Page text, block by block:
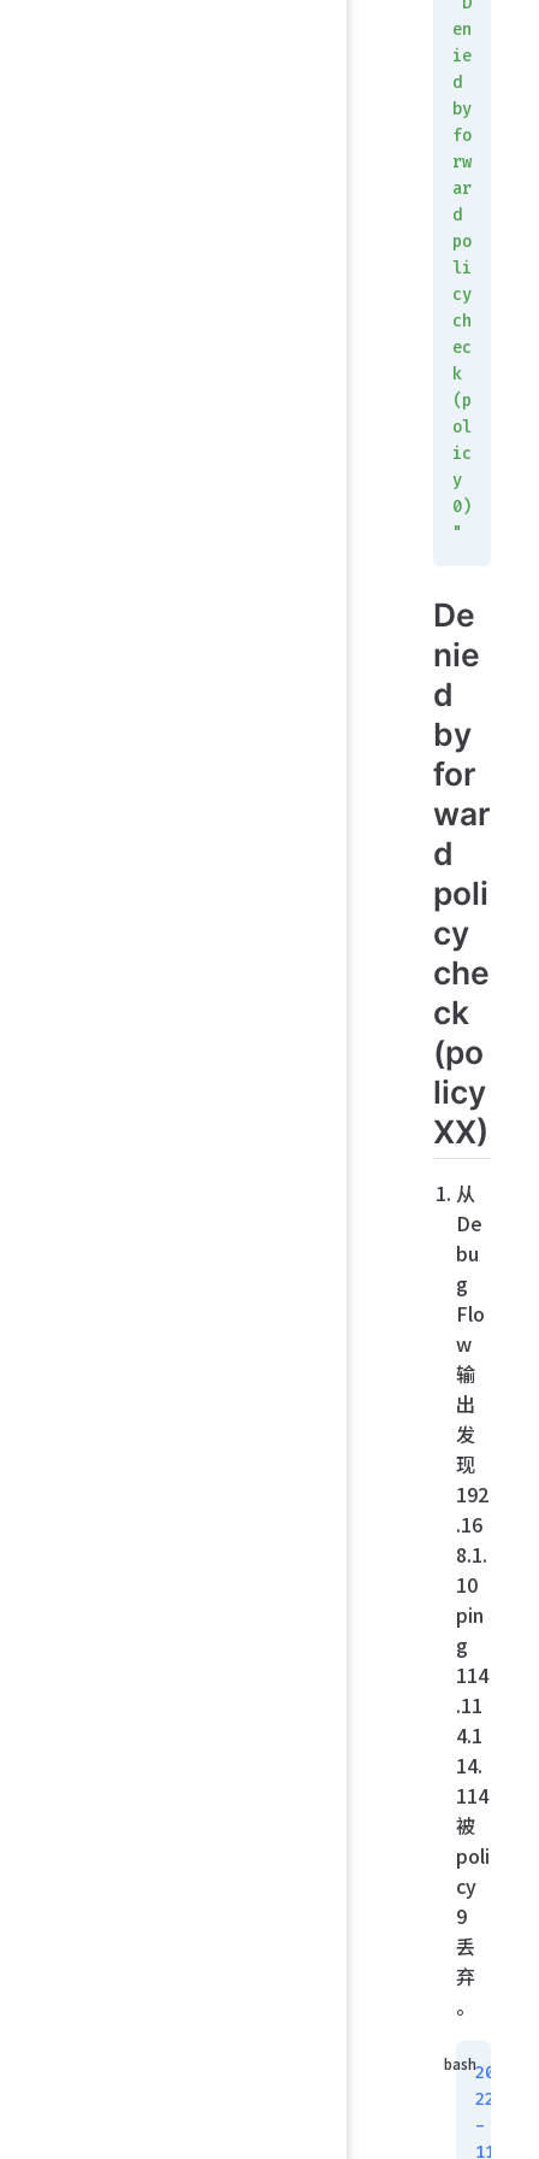
en
ie
d
by
fo
rw
ar
d
po
li
cy
ch
ec
k
(p
ol
ic
y
0)
"
De
nie
d
by
for
war
d
poli
cy
che
ck
(po
licy
XX)
从
De
bu
g
Flo
w
输
出
发
现
192
.16
8.1.
10
pin
g
114
.11
4.1
14.
114
被
poli
cy
9
丢
弃
。
20
22
-
11